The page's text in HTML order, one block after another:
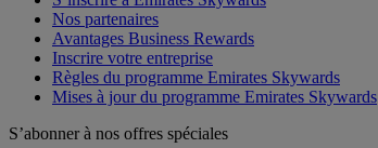
Nos partenaires
Avantages Business Rewards
Inscrire votre entreprise
Règles du programme Emirates Skywards
Mises à jour du programme Emirates Skywards
S’abonner à nos offres spéciales